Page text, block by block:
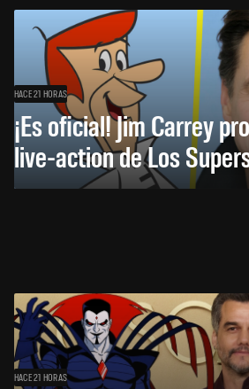
HACE 21 HORAS
¡Es oficial! Jim Carrey
live-action de Los
HACE 21 HORAS